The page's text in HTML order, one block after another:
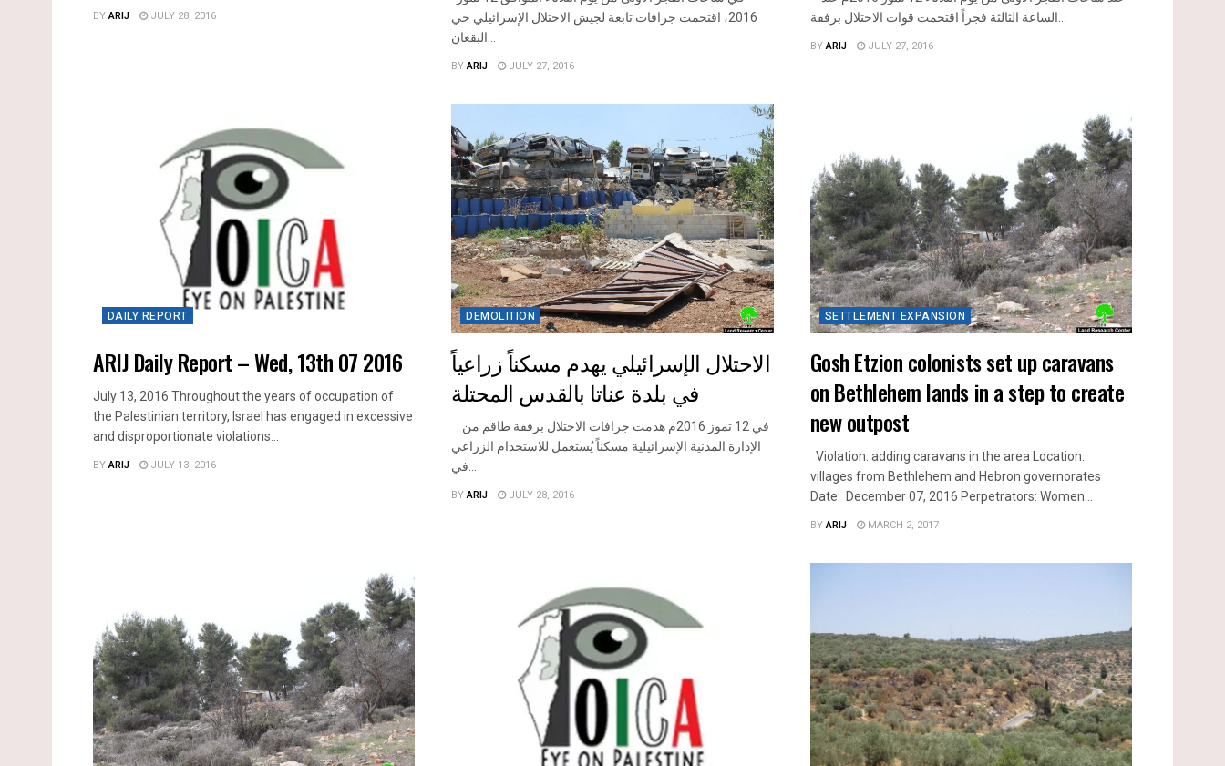
BYARIJ JULY 28, 2016
2016، اقتحمت جرافات تابعة لجيش الاحتلال الإسرائيلي حي
BYARIJ JULY 27, 2016
BYARIJ JULY 27, 2016
DAILY REPORT
ARIJ Daily Report – Wed, 13th 07 2016
July 13, 2016 Throughout the years of occupation of
the Palestinian territory, Israel has engaged in excessive
and disproportionate violations...
BYARIJ JULY 13, 2016
DEMOLITION
الاحتلال الإسرائيلي يهدم مسكناً زراعياً
في بلدة عناتا بالقدس المحتلة
الإدارة المدنية الإسرائيلية مسكناً يُستعمل للاستخدام الزراعي
BYARIJ JULY 28, 2016
SETTLEMENT EXPANSION
Gosh Etzion colonists set up caravans
on Bethlehem lands in a step to create
new outpost
Violation: adding caravans in the area Location:
villages from Bethlehem and Hebron governorates
Date: December 07, 2016 Perpetrators: Women...
BYARIJ MARCH 2, 2017